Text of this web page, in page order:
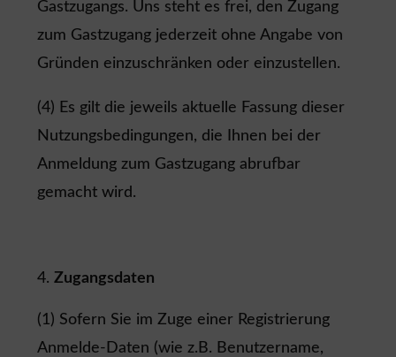
Gastzugangs. Uns steht es frei, den Zugang
zum Gastzugang jederzeit ohne Angabe von
Gründen einzuschränken oder einzustellen.
(4) Es gilt die jeweils aktuelle Fassung dieser
Nutzungsbedingungen, die Ihnen bei der
Anmeldung zum Gastzugang abrufbar
gemacht wird.
Zugangsdaten
(1) Sofern Sie im Zuge einer Registrierung
Anmelde-Daten (wie z.B. Benutzername,